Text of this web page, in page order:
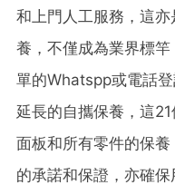
和上門人工服務，這
養，不僅成為業界標
單的Whatspp或電話
延長的自攜保養，這
面板和所有零件的保
的承諾和保證，亦確